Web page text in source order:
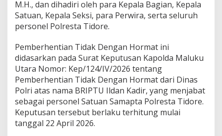
n
L
a
g
s
u
n
g
U
a
c
a
M.H., dan dihadiri oleh para Kepala Bagian, Kepala
Satuan, Kepala Seksi, para Perwira, serta seluruh
personel Polresta Tidore.
Pemberhentian Tidak Dengan Hormat ini
didasarkan pada Surat Keputusan Kapolda Maluku
Utara Nomor: Kep/124/IV/2026 tentang
Pemberhentian Tidak Dengan Hormat dari Dinas
Polri atas nama BRIPTU Ildan Kadir, yang menjabat
sebagai personel Satuan Samapta Polresta Tidore.
Keputusan tersebut berlaku terhitung mulai
tanggal 22 April 2026.